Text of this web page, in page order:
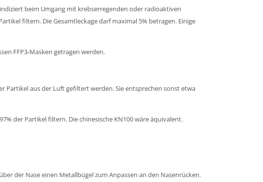
beim Umgang mit krebserregenden oder radioaktiven
filtern. Die Gesamtleckage darf maximal 5% betragen. Einige
FFP3-Masken getragen werden.
Partikel aus der Luft gefiltert werden. Sie entsprechen sonst etwa
der Partikel filtern. Die chinesische KN100 wäre äquivalent.
der Nase einen Metallbügel zum Anpassen an den Nasenrücken.